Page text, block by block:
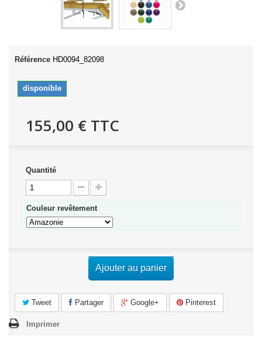
Référence HD0094_82098
disponible
155,00 € TTC
Quantité
Couleur revêtement
Ajouter au panier
Tweet Partager Google+ Pinterest
Imprimer